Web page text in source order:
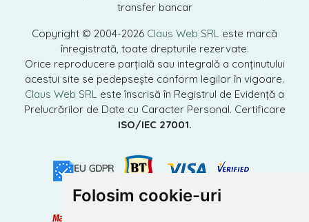
Folosim cookie-uri
transfer bancar
Copyright © 2004-2026 Claus Web SRL este marcă
înregistrată, toate drepturile rezervate.
Orice reproducere parțială sau integrală a conținutului
acestui site se pedepsește conform legilor în vigoare.
Claus Web SRL este înscrisă în Registrul de Evidență a
Prelucrărilor de Date cu Caracter Personal. Certificare
ISO/IEC 27001.